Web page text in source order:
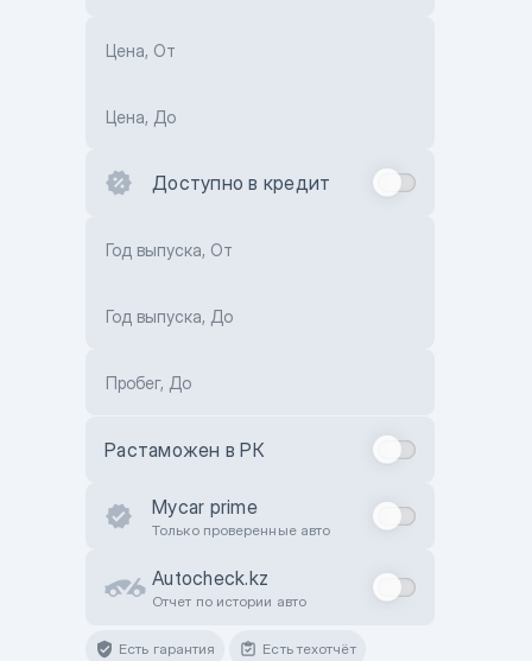
Цена, От
Цена, До
Доступно в кредит
Год выпуска, От
Год выпуска, До
Пробег, До
Растаможен в РК
Mycar prime
Только проверенные авто
Autocheck.kz
Отчет по истории авто
Есть гарантия Есть техотчёт